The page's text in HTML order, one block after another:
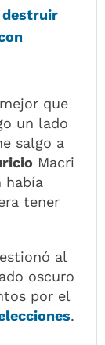
destruir
que
un lado
salgo a
Macri
había
tener
al
oscuro
por el
.